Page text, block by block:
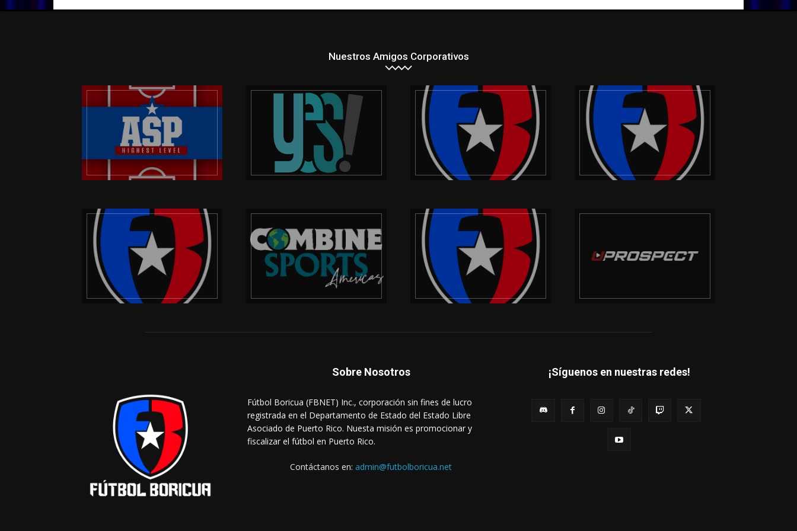
Nuestros Amigos Corporativos
Sobre Nosotros
Fútbol Boricua (FBNET) Inc., corporación sin fines de lucro
registrada en el Departamento de Estado del Estado Libre
Asociado de Puerto Rico. Nuesta misión es promocionar y
fiscalizar el fútbol en Puerto Rico.
Contáctanos en: admin@futbolboricua.net
¡Síguenos en nuestras redes!